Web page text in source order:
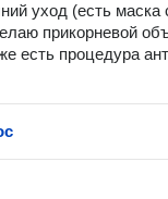
уход (есть маска
прикорневой
есть процедура